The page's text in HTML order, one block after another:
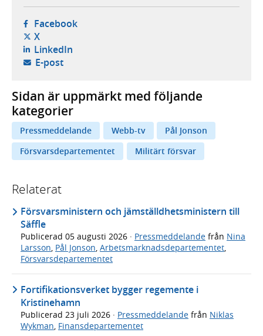
Facebook- öppnas i ny flik, extern webbplats,
X- öppnas i ny flik, extern webbplats,
LinkedIn- öppnas i ny flik, extern webbplats,
E-post- öppnar din e-postklient,
Sidan är uppmärkt med följande
kategorier
Pressmeddelande Webb-tv
Pål Jonson
Försvarsdepartementet
Militärt försvar
Relaterat
Försvarsministern och jämställdhetsministern till
Säffle
Publicerad 05 augusti 2026 · Pressmeddelande från Nina
Larsson, Pål Jonson, Arbetsmarknadsdepartementet,
Försvarsdepartementet
Fortifikationsverket bygger regemente i
Kristinehamn
Publicerad 23 juli 2026 · Pressmeddelande från Niklas
Wykman, Finansdepartementet